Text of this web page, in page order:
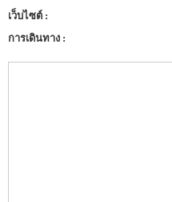
เว็บไซต์ :
การเดินทาง :